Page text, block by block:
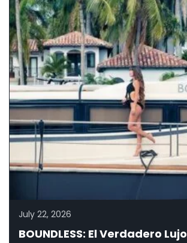
July 22, 2026
BOUNDLESS: El Verdadero Lujo